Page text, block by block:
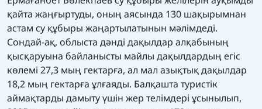
қайта жаңғыртуды, оның аясында 130 шақырымнан
астам су құбыры жаңартылатынын мәлімдеді.
Сондай-ақ, облыста дәнді дақылдар алқабының
қысқаруына байланысты майлы дақылдардың егіс
көлемі 27,3 мың гектарға, ал мал азықтық дақылдар
18,2 мың гектарға ұлғаяды. Балқашта туристік
аймақтарды дамыту үшін жер телімдері ұсынылып,